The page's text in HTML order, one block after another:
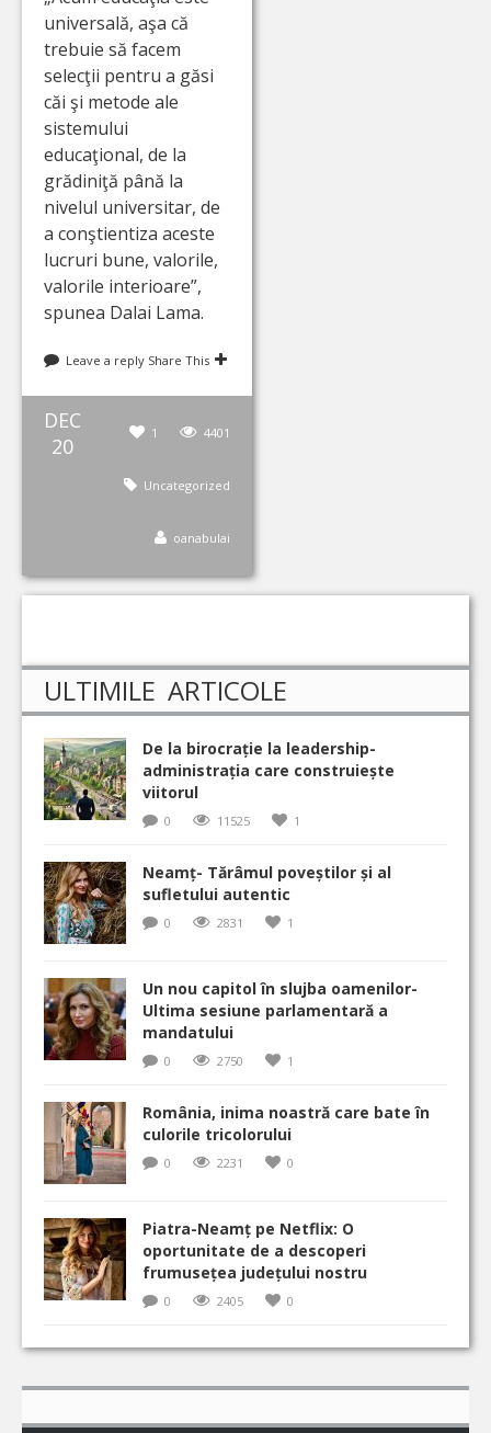
universală, aşa că
trebuie să facem
selecţii pentru a găsi
căi şi metode ale
sistemului
educaţional, de la
grădiniţă până la
nivelul universitar, de
a conştientiza aceste
lucruri bune, valorile,
valorile interioare”,
spunea Dalai Lama.
Leave a reply Share This
DEC
20
4401
1
Uncategorized
oanabulai
ULTIMILE ARTICOLE
De la birocrație la leadership-
administrația care construiește
viitorul
0 11525 1
Neamț- Tărâmul poveștilor și al
sufletului autentic
0 2831 1
Un nou capitol în slujba oamenilor-
Ultima sesiune parlamentară a
mandatului
0 2750 1
România, inima noastră care bate în
culorile tricolorului
0 2231 0
Piatra-Neamț pe Netflix: O
oportunitate de a descoperi
frumusețea județului nostru
0 2405 0